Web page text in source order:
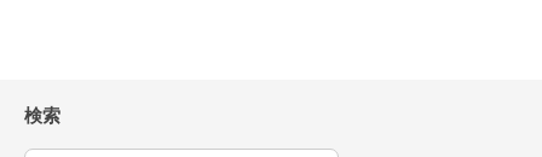
検索